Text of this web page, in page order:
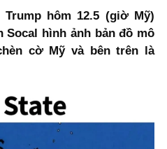
hôm 12.5 (giờ Mỹ)
Socal hình ảnh bản đồ mô
cờ Mỹ và bên trên là